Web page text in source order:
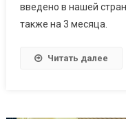
введено в нашей
также на 3 месяца.
Читать далее